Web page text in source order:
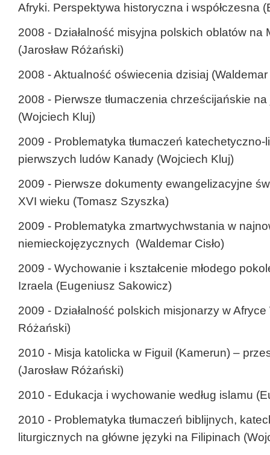
Afryki. Perspektywa historyczna i współczesna
2008 - Działalność misyjna polskich oblatów na
(Jarosław Różański)
2008 - Aktualność oświecenia dzisiaj (Waldemar
2008 - Pierwsze tłumaczenia chrześcijańskie
(Wojciech Kluj)
2009 - Problematyka tłumaczeń
pierwszych ludów Kanady (Wojciech Kluj)
2009 - Pierwsze dokumenty ewangelizacyjne
XVI wieku (Tomasz Szyszka)
2009 - Problematyka zmartwychwstania w
niemieckojęzycznych (Waldemar Cisło)
2009 - Wychowanie i kształcenie młodego
Izraela (Eugeniusz Sakowicz)
2009 - Działalność polskich misjonarzy w
Różański)
2010 - Misja katolicka w Figuil (Kamerun) –
(Jarosław Różański)
2010 - Edukacja i wychowanie według islamu
2010 - Problematyka tłumaczeń biblijnych,
liturgicznych na główne języki na Filipinach